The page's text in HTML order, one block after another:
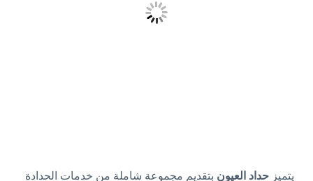
يتميز حداد العيون بتقديم مجموعة شاملة من خدمات الحدادة